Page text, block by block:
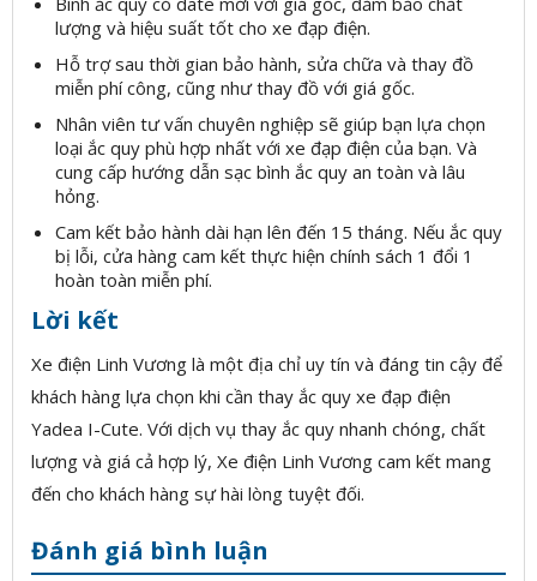
lượng và hiệu suất tốt cho xe đạp điện.
Hỗ trợ sau thời gian bảo hành, sửa chữa và thay đồ
miễn phí công, cũng như thay đồ với giá gốc.
Nhân viên tư vấn chuyên nghiệp sẽ giúp bạn lựa chọn
loại ắc quy phù hợp nhất với xe đạp điện của bạn. Và
cung cấp hướng dẫn sạc bình ắc quy an toàn và lâu
hỏng.
Cam kết bảo hành dài hạn lên đến 15 tháng. Nếu ắc quy
bị lỗi, cửa hàng cam kết thực hiện chính sách 1 đổi 1
hoàn toàn miễn phí.
Lời kết
Xe điện Linh Vương là một địa chỉ uy tín và đáng tin cậy để
khách hàng lựa chọn khi cần thay ắc quy xe đạp điện
Yadea I-Cute. Với dịch vụ thay ắc quy nhanh chóng, chất
lượng và giá cả hợp lý, Xe điện Linh Vương cam kết mang
đến cho khách hàng sự hài lòng tuyệt đối.
Đánh giá bình luận